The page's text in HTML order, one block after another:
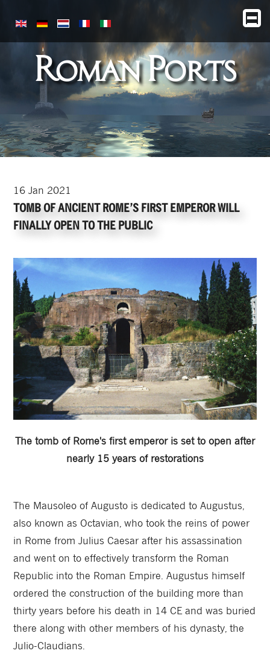
Roman Ports
16Jan 2021
TOMB OF ANCIENT ROME’S FIRST EMPEROR WILL
FINALLY OPEN TO THE PUBLIC
The tomb of Rome's first emperor is set to open after
nearly 15 years of restorations
The Mausoleo of Augusto is dedicated to Augustus,
also known as Octavian, who took the reins of power
in Rome from Julius Caesar after his assassination
and went on to effectively transform the Roman
Republic into the Roman Empire. Augustus himself
ordered the construction of the building more than
thirty years before his death in 14 CE and was buried
there along with other members of his dynasty, the
Julio-Claudians.